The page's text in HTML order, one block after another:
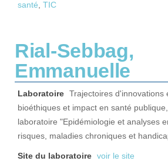
santé, TIC
Rial-Sebbag,
Emmanuelle
Laboratoire Trajectoires d'innovations
bioéthiques et impact en santé
laboratoire "Epidémiologie et analyses
risques, maladies chroniques et
Site du laboratoire voir le site